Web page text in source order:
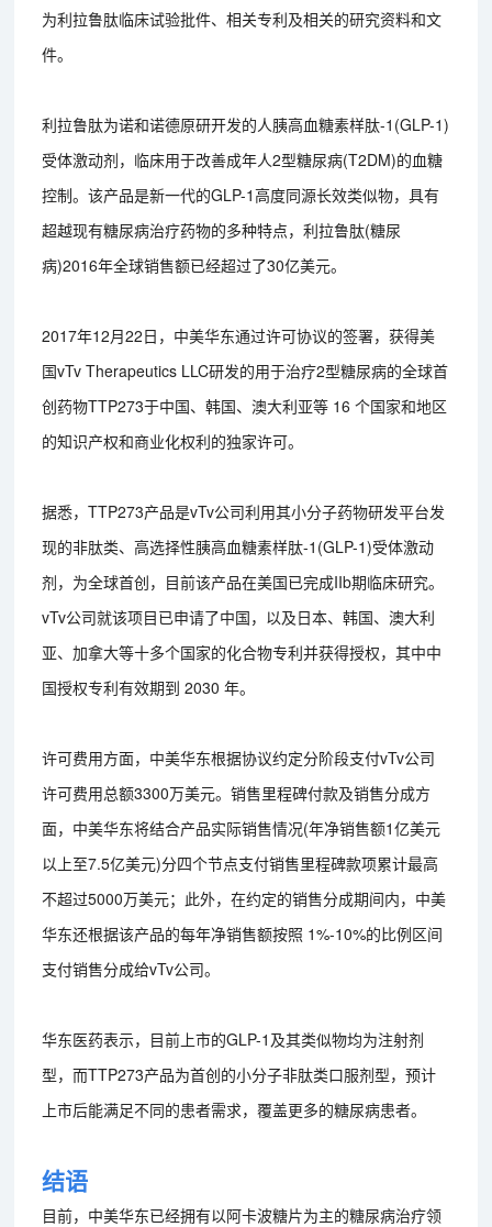
为利拉鲁肽临床试验批件、相关专利及相关的研究资料和文
件。
利拉鲁肽为诺和诺德原研开发的人胰高血糖素样肽-1(GLP-1)
受体激动剂，临床用于改善成年人2型糖尿病(T2DM)的血糖
控制。该产品是新一代的GLP-1高度同源长效类似物，具有
超越现有糖尿病治疗药物的多种特点，利拉鲁肽(糖尿
病)2016年全球销售额已经超过了30亿美元。
2017年12月22日，中美华东通过许可协议的签署，获得美
国vTv Therapeutics LLC研发的用于治疗2型糖尿病的全球首
创药物TTP273于中国、韩国、澳大利亚等 16 个国家和地区
的知识产权和商业化权利的独家许可。
据悉，TTP273产品是vTv公司利用其小分子药物研发平台发
现的非肽类、高选择性胰高血糖素样肽-1(GLP-1)受体激动
剂，为全球首创，目前该产品在美国已完成IIb期临床研究。
vTv公司就该项目已申请了中国，以及日本、韩国、澳大利
亚、加拿大等十多个国家的化合物专利并获得授权，其中中
国授权专利有效期到 2030 年。
许可费用方面，中美华东根据协议约定分阶段支付vTv公司
许可费用总额3300万美元。销售里程碑付款及销售分成方
面，中美华东将结合产品实际销售情况(年净销售额1亿美元
以上至7.5亿美元)分四个节点支付销售里程碑款项累计最高
不超过5000万美元；此外，在约定的销售分成期间内，中美
华东还根据该产品的每年净销售额按照 1%-10%的比例区间
支付销售分成给vTv公司。
华东医药表示，目前上市的GLP-1及其类似物均为注射剂
型，而TTP273产品为首创的小分子非肽类口服剂型，预计
上市后能满足不同的患者需求，覆盖更多的糖尿病患者。
结语
目前，中美华东已经拥有以阿卡波糖片为主的糖尿病治疗领